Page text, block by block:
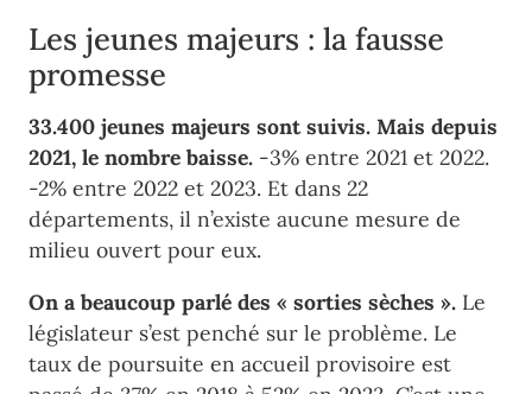
Les jeunes majeurs : la fausse
promesse
33.400 jeunes majeurs sont suivis. Mais depuis
2021, le nombre baisse. -3% entre 2021 et 2022.
-2% entre 2022 et 2023. Et dans 22
départements, il n’existe aucune mesure de
milieu ouvert pour eux.
On a beaucoup parlé des « sorties sèches ». Le
législateur s’est penché sur le problème. Le
taux de poursuite en accueil provisoire est